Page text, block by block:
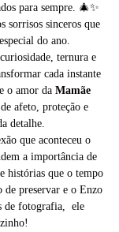
para sempre. 🎄✨
sorrisos sinceros que
do ano.
ternura e
cada instante
o amor da Mamãe
afeto, proteção e
detalhe.
que aconteceu o
a importância de
histórias que o tempo
de preservar e o Enzo
de fotografia, ele